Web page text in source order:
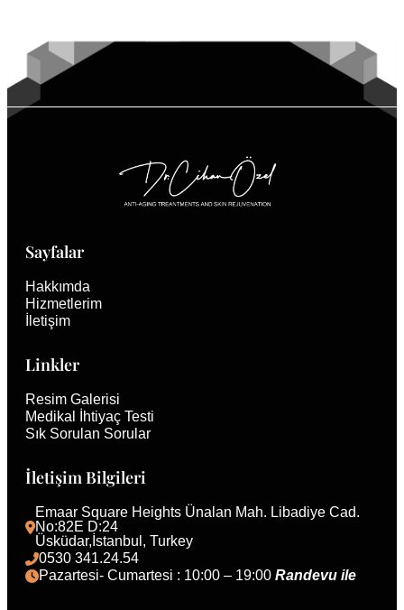
Sayfalar
Hakkımda
Hizmetlerim
İletişim
Linkler
Resim Galerisi
Medikal İhtiyaç Testi
Sık Sorulan Sorular
İletişim Bilgileri
Emaar Square Heights Ünalan Mah. Libadiye Cad.
No:82E D:24
Üsküdar,İstanbul, Turkey
0530 341.24.54
Pazartesi- Cumartesi : 10:00 – 19:00 Randevu ile